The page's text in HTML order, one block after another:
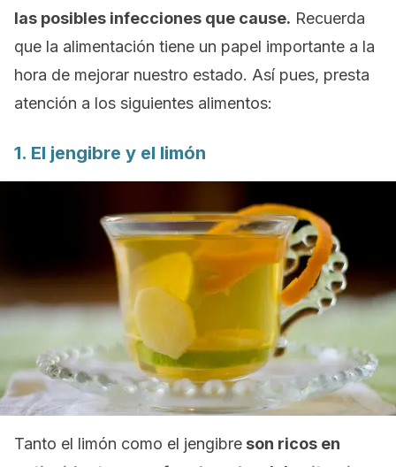
las posibles infecciones que cause. Recuerda
que la alimentación tiene un papel importante a la
hora de mejorar nuestro estado. Así pues, presta
atención a los siguientes alimentos:
1. El jengibre y el limón
Tanto el limón como el jengibre son ricos en